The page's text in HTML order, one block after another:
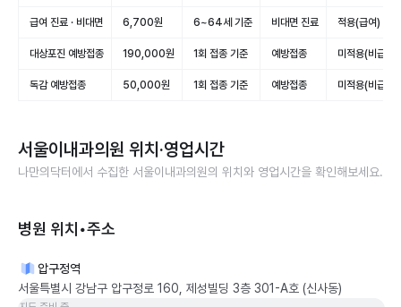
급여 진료 · 비대면 6,700원 6~64세 기준 비대면 진료 적용(급여)
대상포진 예방접종 190,000원 1회 접종 기준 예방접종 미적용(비급여)
독감 예방접종 50,000원 1회 접종 기준 예방접종 미적용(비급여)
서울이내과의원 위치·영업시간
나만의닥터에서 수집한 서울이내과의원의 위치와 영업시간을 확인해보세요.
병원 위치•주소
압구정역
서울특별시 강남구 압구정로 160, 제성빌딩 3층 301-A호 (신사동)